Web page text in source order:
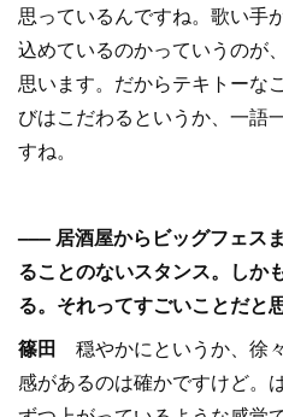
思っているんですね。歌い手
込めているのかっていうのが
思います。だからテキトーな
びはこだわるというか、一語
すね。
––– 居酒屋からビッグフェス
ることのないスタンス。しか
る。それってすごいことだと
篠田 穏やかにというか、徐
感があるのは確かですけど。